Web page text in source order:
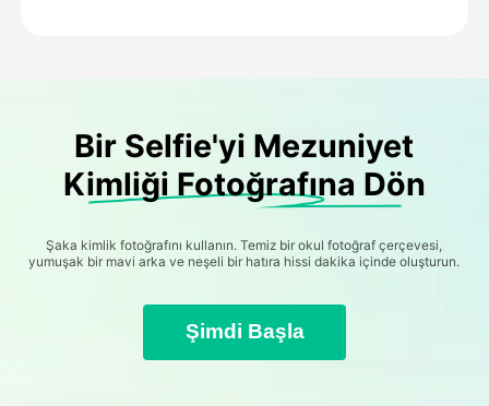
Bir Selfie'yi Mezuniyet
Kimliği Fotoğrafına Dön
Şaka kimlik fotoğrafını kullanın. Temiz bir okul fotoğraf çerçevesi,
yumuşak bir mavi arka ve neşeli bir hatıra hissi dakika içinde oluşturun.
Şimdi Başla